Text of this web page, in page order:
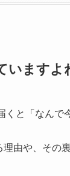
ますよ
と「なんで
由や、その